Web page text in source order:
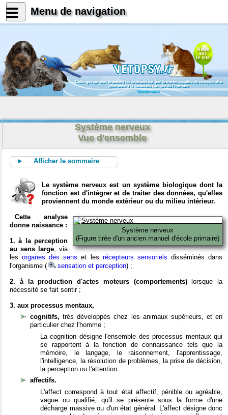
News
sur
le site
Celui qui connait vraiment les animaux est par là même capable de comprendre
pleinement le caractère unique de l'homme
Konrad Lorenz
Système nerveux
Vue d'ensemble
► Afficher le sommaire
Le système nerveux est un système biologique dont la
fonction est d'intégrer et de traiter des données, qu'elles
proviennent du monde extérieur ou du milieu intérieur.
Système nerveux
(Figure tirée d'un ancien manuel d'école primaire)
Cette analyse
donne naissance :
1. à la perception
au sens large, via
lesorganes des sens et les récepteurs sensoriels disséminés dans
l'organisme (
sensation et perception) ;
2. à la production d'actes moteurs (comportements)lorsque la
nécessité se fait sentir ;
3. aux processus mentaux,
cognitifs,très développés chez les animaux supérieurs, et en
particulier chez l'homme ;
La cognition désigne l'ensemble des processus mentaux qui
se rapportent à la fonction de connaissance tels que la
mémoire, le langage, le raisonnement, l'apprentissage,
l'intelligence, la résolution de problèmes, la prise de décision,
la perception ou l'attention…
affectifs.
L'affect correspond à tout état affectif, pénible ou agréable,
vague ou qualifié, qu'il se présente sous la forme d'une
décharge massive ou d'un état général. L'affect désigne donc
Menu de navigation